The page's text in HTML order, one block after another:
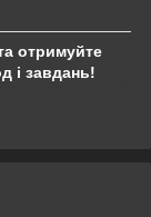
отримуйте
і завдань!